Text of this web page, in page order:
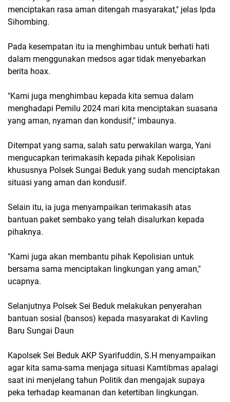
menciptakan rasa aman ditengah masyarakat," jelas Ipda
Sihombing.
Pada kesempatan itu ia menghimbau untuk berhati hati
dalam menggunakan medsos agar tidak menyebarkan
berita hoax.
"Kami juga menghimbau kepada kita semua dalam
menghadapi Pemilu 2024 mari kita menciptakan suasana
yang aman, nyaman dan kondusif," imbaunya.
Ditempat yang sama, salah satu perwakilan warga, Yani
mengucapkan terimakasih kepada pihak Kepolisian
khususnya Polsek Sungai Beduk yang sudah menciptakan
situasi yang aman dan kondusif.
Selain itu, ia juga menyampaikan terimakasih atas
bantuan paket sembako yang telah disalurkan kepada
pihaknya.
"Kami juga akan membantu pihak Kepolisian untuk
bersama sama menciptakan lingkungan yang aman,"
ucapnya.
Selanjutnya Polsek Sei Beduk melakukan penyerahan
bantuan sosial (bansos) kepada masyarakat di Kavling
Baru Sungai Daun
Kapolsek Sei Beduk AKP Syarifuddin, S.H menyampaikan
agar kita sama-sama menjaga situasi Kamtibmas apalagi
saat ini menjelang tahun Politik dan mengajak supaya
peka terhadap keamanan dan ketertiban lingkungan.